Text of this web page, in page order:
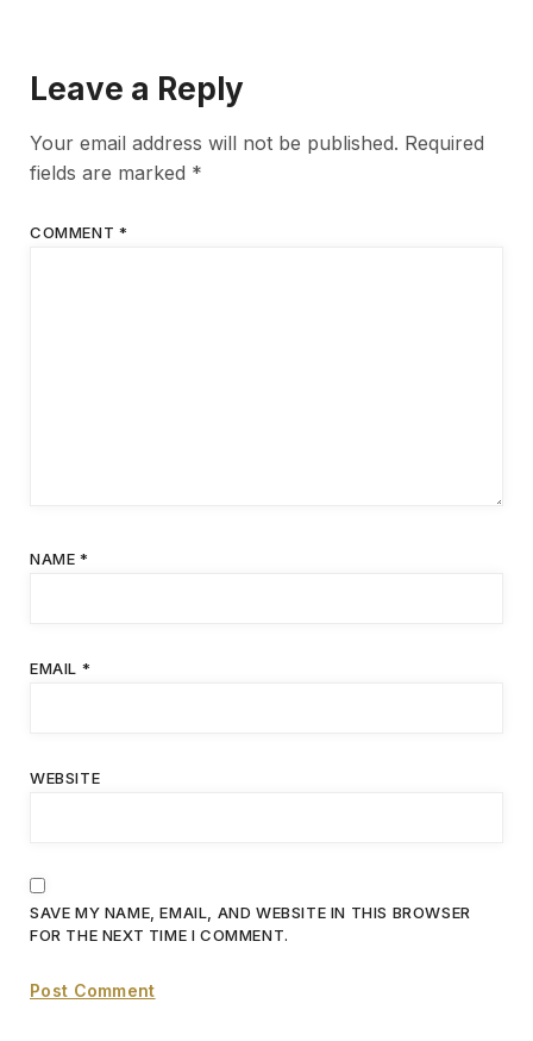
Leave a Reply
Your email address will not be published. Required
fields are marked *
COMMENT *
NAME *
EMAIL *
WEBSITE
SAVE MY NAME, EMAIL, AND WEBSITE IN THIS BROWSER
FOR THE NEXT TIME I COMMENT.